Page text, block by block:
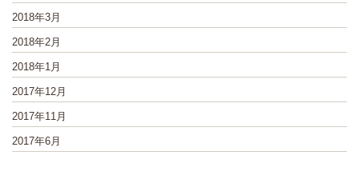
2018年3月
2018年2月
2018年1月
2017年12月
2017年11月
2017年6月